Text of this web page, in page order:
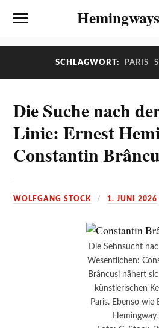
SCHLAGWORT: PARIS
Die Suche nach
Linie: Ernest
Constantin
WOLFGANG STOCK 1. JUNI 2026
Die Sehnsucht
Wesentlichen:
Brâncuși nähert
künstlerischen
Paris. Ebenso wie
Hemingway.